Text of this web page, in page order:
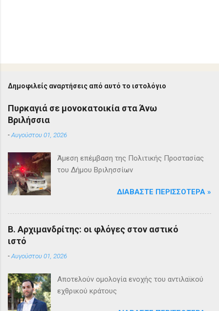
Δημοφιλείς αναρτήσεις από αυτό το ιστολόγιο
Πυρκαγιά σε μονοκατοικία στα Άνω
Βριλήσσια
-Αυγούστου 01, 2026
Άμεση επέμβαση της Πολιτικής Προστασίας
του Δήμου Βριλησσίων
ΔΙΑΒΆΣΤΕ ΠΕΡΙΣΣΌΤΕΡΑ »
Β. Αρχιμανδρίτης: οι φλόγες στον αστικό
ιστό
-Αυγούστου 01, 2026
Αποτελούν ομολογία ενοχής του αντιλαϊκού
εχθρικού κράτους